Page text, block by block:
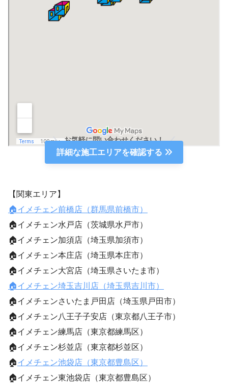
お気軽に問い合わせください！
詳細な施工エリアを確認する
【関東エリア】
🏠イメチェン前橋店（群馬県前橋市）
🏠イメチェン水戸店（茨城県水戸市）
🏠イメチェン加須店（埼玉県加須市）
🏠イメチェン本庄店（埼玉県本庄市）
🏠イメチェン大宮店（埼玉県さいたま市）
🏠イメチェン埼玉吉川店（埼玉県吉川市）
🏠イメチェンさいたま戸田店（埼玉県戸田市）
🏠イメチェン八王子子安店（東京都八王子市）
🏠イメチェン練馬店（東京都練馬区）
🏠イメチェン杉並店（東京都杉並区）
🏠イメチェン池袋店（東京都豊島区）
🏠イメチェン東池袋店（東京都豊島区）